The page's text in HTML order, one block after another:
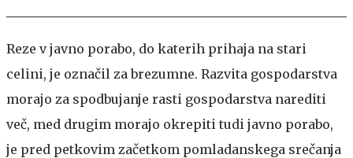
Reze v javno porabo, do katerih prihaja na stari
celini, je označil za brezumne. Razvita gospodarstva
morajo za spodbujanje rasti gospodarstva narediti
več, med drugim morajo okrepiti tudi javno porabo,
je pred petkovim začetkom pomladanskega srečanja